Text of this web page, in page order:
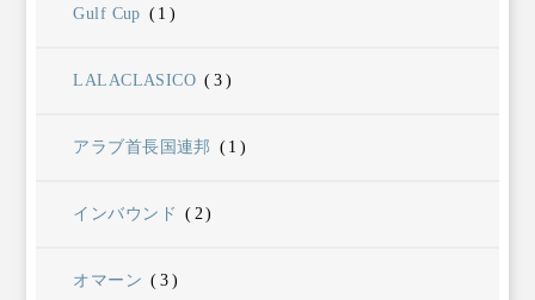
Gulf Cup (1)
LALACLASICO (3)
アラブ首長国連邦 (1)
インバウンド (2)
オマーン (3)